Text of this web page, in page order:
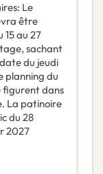
: Le
être
15 au 27
sachant
du jeudi
planning du
dans
La patinoire
du 28
2027